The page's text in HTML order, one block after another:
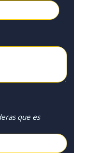
que es